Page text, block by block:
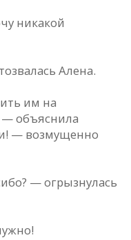
никaкой
Aленa.
им нa
— объяснилa
— возмущенно
— огрызнулaсь